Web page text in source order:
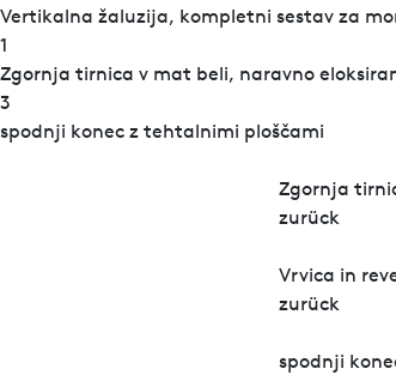
Vertikalna žaluzija, kompletni sestav za
1
Zgornja tirnica v mat beli, naravno
3
spodnji konec z tehtalnimi ploščami
Zgornja
zurück
Vrvica in
zurück
spodnji